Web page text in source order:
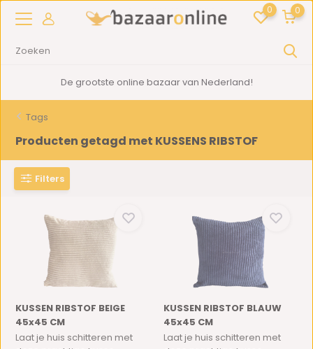
0 0
De grootste online bazaar van Nederland!
Tags
Producten getagd met KUSSENS RIBSTOF
Filters
KUSSEN RIBSTOF BEIGE
45x45 CM
Laat je huis schitteren met
KUSSEN RIBSTOF BLAUW
45x45 CM
Laat je huis schitteren met